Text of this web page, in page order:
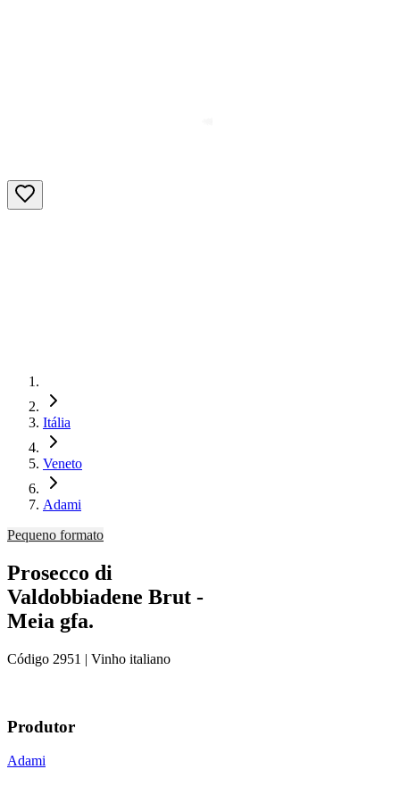
Itália
Veneto
Adami
Pequeno formato
Prosecco di
Valdobbiadene Brut -
Meia gfa.
Código 2951 | Vinho italiano
Produtor
Adami